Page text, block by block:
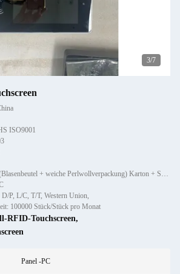
3/7
ISO9001
Verpackung Informationen: (Blasenbeutel + weiche Perlwollverpackung) Karton + Sperrholzkiste
P, L/C, T/T, Western Union,
100000 Stück/Stück pro Monat
RFID-Touchscreen,
Panel -PC